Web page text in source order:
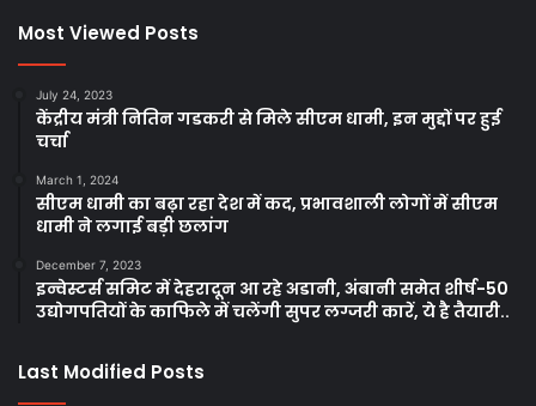
Most Viewed Posts
July 24, 2023
केंद्रीय मंत्री नितिन गडकरी से मिले सीएम धामी, इन मुद्दों पर हुई
चर्चा
March 1, 2024
सीएम धामी का बढ़ा रहा देश में कद, प्रभावशाली लोगों में सीएम
धामी ने लगाई बड़ी छलांग
December 7, 2023
इन्वेस्टर्स समिट में देहरादून आ रहे अडानी, अंबानी समेत शीर्ष-50
उद्योगपतियों के काफिले में चलेंगी सुपर लग्जरी कारें, ये है तैयारी..
Last Modified Posts